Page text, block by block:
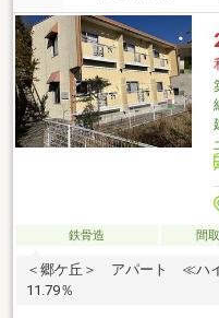
鉄骨造 間
＜郷ケ丘＞ アパート ≪ハ
11.79％